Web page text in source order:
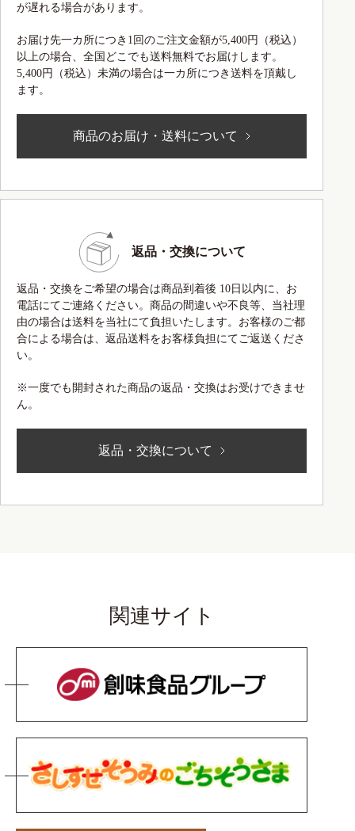
が遅れる場合があります。
お届け先一カ所につき1回のご注文金額が5,400円（税込）
以上の場合、全国どこでも送料無料でお届けします。
5,400円（税込）未満の場合は一カ所につき送料を頂戴し
ます。
商品のお届け・送料について
返品・交換について
返品・交換をご希望の場合は商品到着後 10日以内に、お
電話にてご連絡ください。商品の間違いや不良等、当社理
由の場合は送料を当社にて負担いたします。お客様のご都
合による場合は、返品送料をお客様負担にてご返送くださ
い。
※一度でも開封された商品の返品・交換はお受けできませ
ん。
返品・交換について
関連サイト